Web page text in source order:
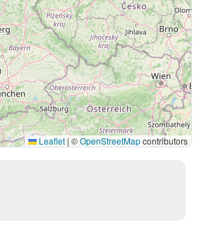
Leaflet | ©OpenStreetMapcontributors